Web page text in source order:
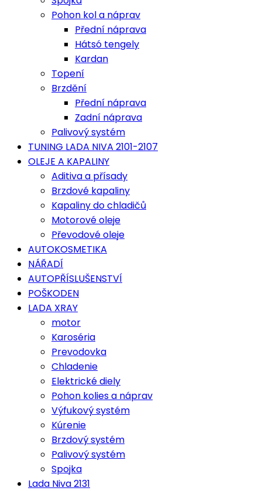
Pohon kol a náprav
Přední náprava
Hátsó tengely
Kardan
Topení
Brzdění
Přední náprava
Zadní náprava
Palivový systém
TUNING LADA NIVA 2101-2107
OLEJE A KAPALINY
Aditiva a přísady
Brzdové kapaliny
Kapaliny do chladičů
Motorové oleje
Převodové oleje
AUTOKOSMETIKA
NÁŘADÍ
AUTOPŘÍSLUŠENSTVÍ
POŠKODEN
LADA XRAY
motor
Karoséria
Prevodovka
Chladenie
Elektrické diely
Pohon kolies a náprav
Výfukový systém
Kúrenie
Brzdový systém
Palivový systém
Spojka
Lada Niva 2131